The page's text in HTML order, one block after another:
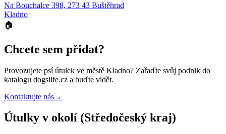
Na Bouchalce 398, 273 43 Buštěhrad
Kladno
🏠
Chcete sem přidat?
Provozujete psí útulek ve městě Kladno? Zařaďte svůj podnik do
katalogu dogslife.cz a buďte vidět.
Kontaktujte nás→
Útulky v okolí (Středočeský kraj)